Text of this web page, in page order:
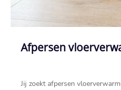
Afpersen
Jij zoekt afpersen